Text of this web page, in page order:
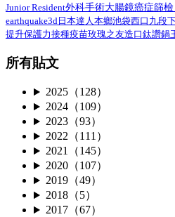
Junior Resident外科手術大腸鏡癌症篩檢
earthquake3d 日本達人本鄉池袋西口 九段
提升保護力接種疫苗玫瑰之友造口鈦讚鍋
所有貼文
2025（128）
2024（109）
2023（93）
2022（111）
2021（145）
2020（107）
2019（49）
2018（5）
2017（67）